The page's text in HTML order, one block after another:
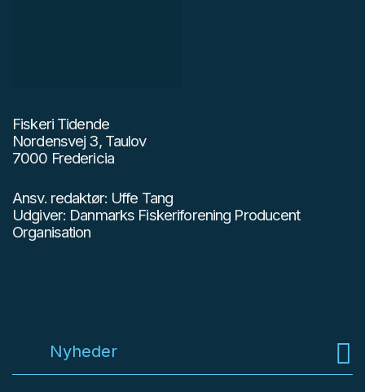
Fiskeri Tidende
Nordensvej 3, Taulov
7000 Fredericia
Ansv. redaktør: Uffe Tang
Udgiver: Danmarks Fiskeriforening Producent
Organisation
Nyheder